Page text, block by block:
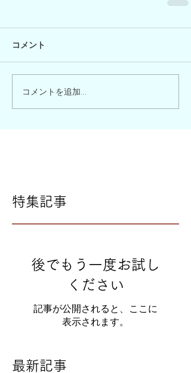
コメント
コメントを追加…
特集記事
後でもう一度お試し
ください
記事が公開されると、ここに
表示されます。
最新記事